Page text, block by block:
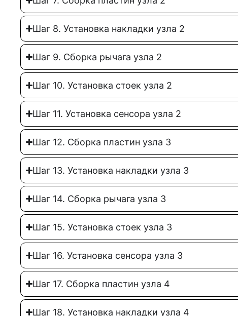
Шаг 8. Установка накладки узла 2
Шаг 9. Сборка рычага узла 2
Шаг 10. Установка стоек узла 2
Шаг 11. Установка сенсора узла 2
Шаг 12. Сборка пластин узла 3
Шаг 13. Установка накладки узла 3
Шаг 14. Сборка рычага узла 3
Шаг 15. Установка стоек узла 3
Шаг 16. Установка сенсора узла 3
Шаг 17. Сборка пластин узла 4
Шаг 18. Установка накладки узла 4